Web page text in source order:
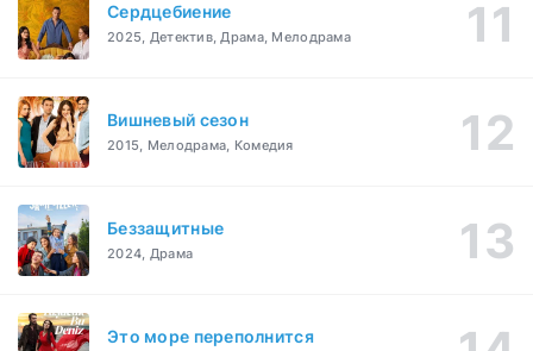
Сердцебиение
2025, Детектив, Драма, Мелодрама
Вишневый сезон
2015, Мелодрама, Комедия
Беззащитные
2024, Драма
Это море переполнится